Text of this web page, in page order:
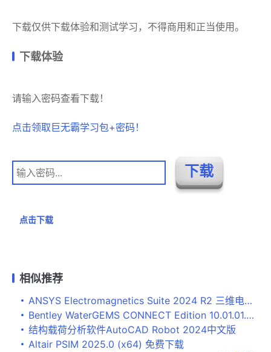
下载仅供下载体验和测试学习，不得商用和正当使用。
下载体验
请输入密码查看下载！
点击领取巨无霸学习包+密码！
点击下载
相似推荐
ANSYS Electromagnetics Suite 2024 R2 三维电磁仿真软件（EM）下载
Bentley WaterGEMS CONNECT Edition 10.01.01.04免费下载
结构载荷分析软件AutoCAD Robot 2024中文版
Altair PSIM 2025.0 (x64) 免费下载